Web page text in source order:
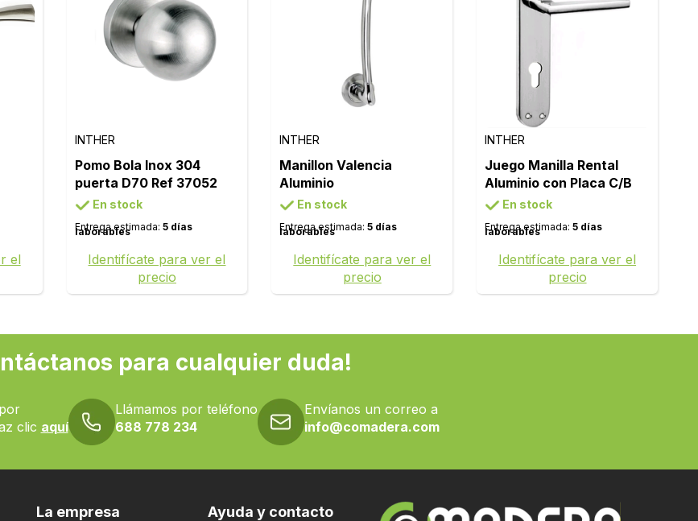
el
INTHER
Pomo Bola Inox 304
puerta D70 Ref 37052
En stock
Entrega estimada: 5 días
laborables
Identifícate para ver el
precio
INTHER
Manillon Valencia
Aluminio
En stock
Entrega estimada:5 días
laborables
Identifícate para ver el
precio
INTHER
Juego Manilla Rental
Aluminio con Placa C/B
En stock
Entrega estimada:5 días
laborables
Identifícate para ver el
precio
para cualquier duda!
clic aquí
Llámamos por teléfono
688 778 234
Envíanos un correo a
info@comadera.com
La empresa Ayuda y contacto